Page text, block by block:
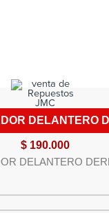
DELANTERO
$190.000
DELANTERO